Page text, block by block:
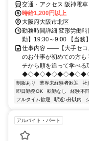
交通・アクセス 阪神電
阪梅田駅」より徒歩7分
分、御堂筋線「梅田駅」
時給1,200円以上
大阪府大阪市北区
勤務時間詳細 変形労働
勤】19:30～9:00 【当務
仕事内容 ――【大手セ
のお仕事が初めての方も
チから順を追って学べる
制服あり 業界未経験者歓迎 社
即日勤務OK
転勤なし 経験不問
フルタイム歓迎
駅近5分以内
アルバイト・パート